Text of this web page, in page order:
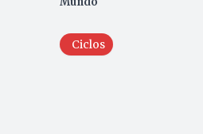
Ciclos